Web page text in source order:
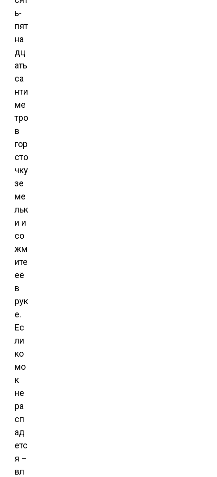
ь-
пят
на
дц
ать
са
нти
ме
тро
в
гор
сто
чку
зе
ме
льк
и и
со
жм
ите
её
в
рук
е.
Ес
ли
ко
мо
к
не
ра
сп
ад
етс
я –
вл